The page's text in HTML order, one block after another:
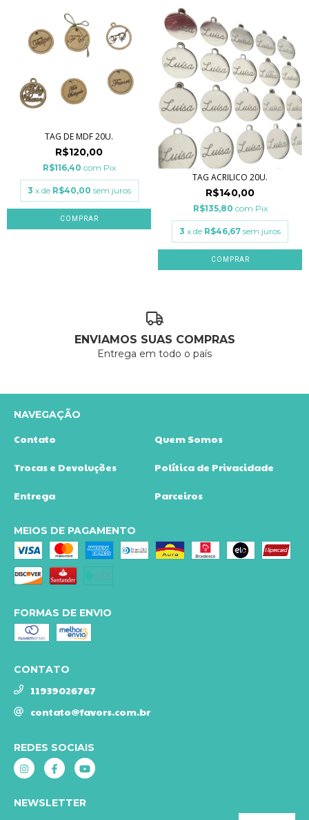
TAG DE MDF 20U.
R$120,00
R$116,40 com Pix
3 x de R$40,00 sem juros
TAG ACRILICO 20U.
R$140,00
R$135,80 com Pix
3 x de R$46,67 sem juros
COMPRAR
ENVIAMOS SUAS COMPRAS
Entrega em todo o país
NAVEGAÇÃO
Contato Quem Somos
Trocas e Devoluções Política de Privacidade
Entrega Parceiros
MEIOS DE PAGAMENTO
FORMAS DE ENVIO
CONTATO
11939026767
contato@favors.com.br
REDES SOCIAIS
NEWSLETTER